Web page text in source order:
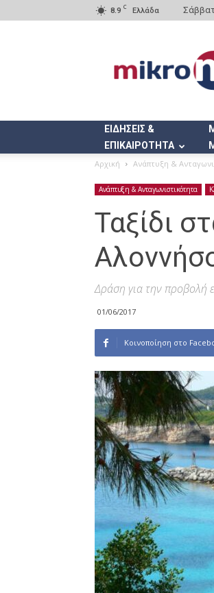
8.9 C Ελλάδα
ΕΙΔΗΣΕΙΣ &
ΕΠΙΚΑΙΡΟΤΗΤΑ
Αρχική Ανάπτυξη &
Ανάπτυξη & Ανταγωνιστικότητα
Ταξίδι
Δράση για την προβολή
01/06/2017
Κοινοποίηση στο